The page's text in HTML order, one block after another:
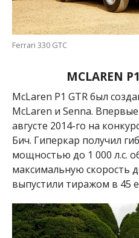
Ferrari 330 GTC
MCLAREN
McLaren P1 GTRбыл
McLaren и Senna. Впервые
августе 2014-го на
Бич. Гиперкар получил
мощностью до 1 000 л.с.
максимальную скорость
выпустили тиражом в 45